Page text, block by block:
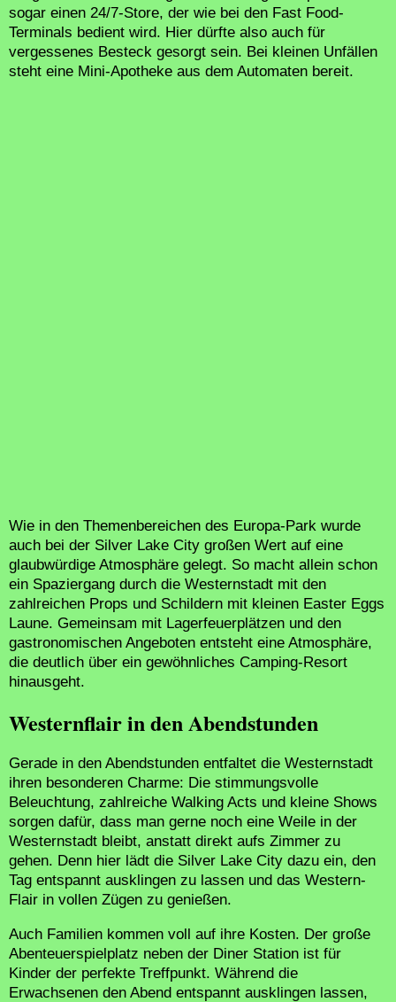
sogar einen 24/7-Store, der wie bei den Fast Food-
Terminals bedient wird. Hier dürfte also auch für
vergessenes Besteck gesorgt sein. Bei kleinen Unfällen
steht eine Mini-Apotheke aus dem Automaten bereit.
Wie in den Themenbereichen des Europa-Park wurde
auch bei der Silver Lake City großen Wert auf eine
glaubwürdige Atmosphäre gelegt. So macht allein schon
ein Spaziergang durch die Westernstadt mit den
zahlreichen Props und Schildern mit kleinen Easter Eggs
Laune. Gemeinsam mit Lagerfeuerplätzen und den
gastronomischen Angeboten entsteht eine Atmosphäre,
die deutlich über ein gewöhnliches Camping-Resort
hinausgeht.
Westernflair in den Abendstunden
Gerade in den Abendstunden entfaltet die Westernstadt
ihren besonderen Charme: Die stimmungsvolle
Beleuchtung, zahlreiche Walking Acts und kleine Shows
sorgen dafür, dass man gerne noch eine Weile in der
Westernstadt bleibt, anstatt direkt aufs Zimmer zu
gehen. Denn hier lädt die Silver Lake City dazu ein, den
Tag entspannt ausklingen zu lassen und das Western-
Flair in vollen Zügen zu genießen.
Auch Familien kommen voll auf ihre Kosten. Der große
Abenteuerspielplatz neben der Diner Station ist für
Kinder der perfekte Treffpunkt. Während die
Erwachsenen den Abend entspannt ausklingen lassen,